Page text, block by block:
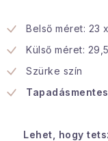
Érintkezés
Rólunk
Belső méret: 23
Külső méret:
Szürke szín
Lehet, hogy